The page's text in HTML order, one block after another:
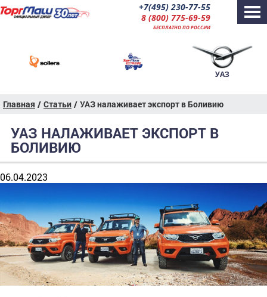
+7(495) 230-77-55
8 (800) 775-69-59
БЕСПЛАТНО ПО РОССИИ
УАЗ
Главная / Статьи / УАЗ налаживает экспорт в Боливию
УАЗ НАЛАЖИВАЕТ ЭКСПОРТ В
БОЛИВИЮ
06.04.2023